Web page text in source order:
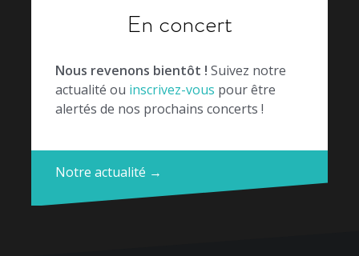
En concert
Nous revenons bientôt ! Suivez notre
actualité ou inscrivez-vous pour être
alertés de nos prochains concerts !
Notre actualité →